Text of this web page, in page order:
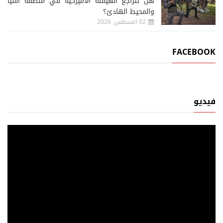
والمحيط الهادئ؟
02 اغسطس, 2026
FACEBOOK
فيديو